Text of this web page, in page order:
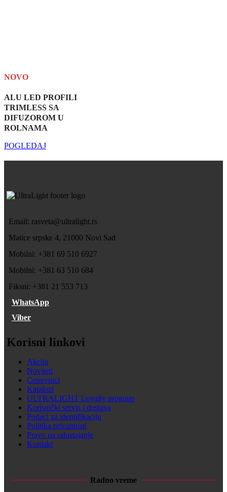
NOVO
ALU LED PROFILI
TRIMLESS SA
DIFUZOROM U
ROLNAMA
POGLEDAJ
Email: rasveta@ultralight.rs
Matice srpske 4, 21000 Novi Sad
Mobilni: +381 69 510 6927
Mobilni: +381 63 510 684
Fiksni: +381 21 553 713
WhatsApp
Viber
Korisni linkovi
Akcija
Noviteti
Cenovnici
Katalozi
ULTRALIGHT Loyalty program
Korisnički servis i dostava
Podaci za identifikaciju
Politika privatnosti
Pravo na odustajanje
Kontakt
Radno vreme